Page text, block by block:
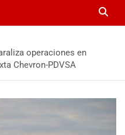
operaciones en
Chevron-PDVSA